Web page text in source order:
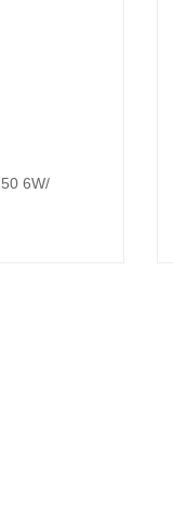
6W/